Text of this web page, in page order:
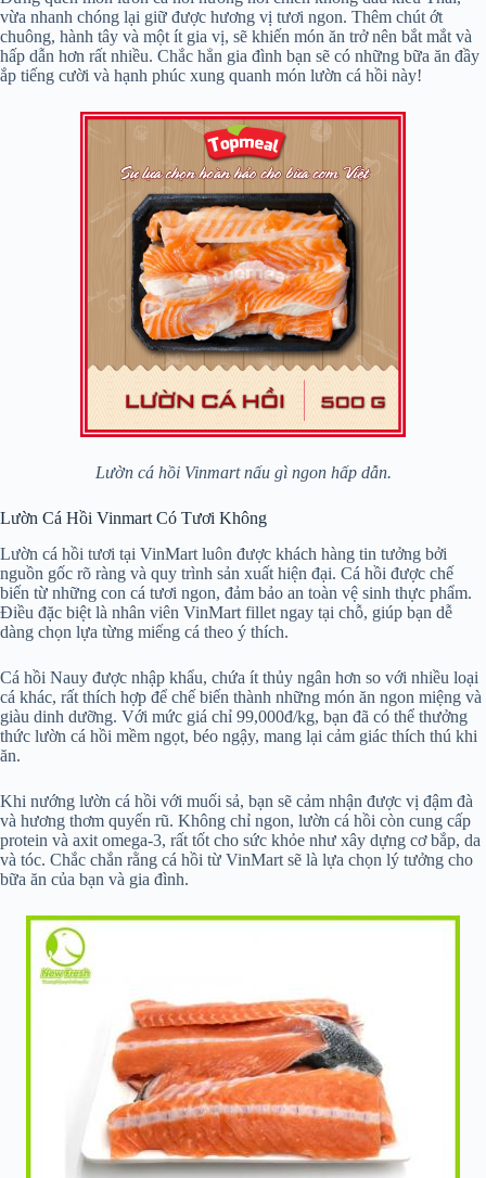
vừa nhanh chóng lại giữ được hương vị tươi ngon. Thêm chút ớt
chuông, hành tây và một ít gia vị, sẽ khiến món ăn trở nên bắt mắt và
hấp dẫn hơn rất nhiều. Chắc hẳn gia đình bạn sẽ có những bữa ăn đầy
ắp tiếng cười và hạnh phúc xung quanh món lườn cá hồi này!
Lườn cá hồi Vinmart nấu gì ngon hấp dẫn.
Lườn Cá Hồi Vinmart Có Tươi Không
Lườn cá hồi tươi tại VinMart luôn được khách hàng tin tưởng bởi
nguồn gốc rõ ràng và quy trình sản xuất hiện đại. Cá hồi được chế
biến từ những con cá tươi ngon, đảm bảo an toàn vệ sinh thực phẩm.
Điều đặc biệt là nhân viên VinMart fillet ngay tại chỗ, giúp bạn dễ
dàng chọn lựa từng miếng cá theo ý thích.
Cá hồi Nauy được nhập khẩu, chứa ít thủy ngân hơn so với nhiều loại
cá khác, rất thích hợp để chế biến thành những món ăn ngon miệng và
giàu dinh dưỡng. Với mức giá chỉ 99,000đ/kg, bạn đã có thể thưởng
thức lườn cá hồi mềm ngọt, béo ngậy, mang lại cảm giác thích thú khi
ăn.
Khi nướng lườn cá hồi với muối sả, bạn sẽ cảm nhận được vị đậm đà
và hương thơm quyến rũ. Không chỉ ngon, lườn cá hồi còn cung cấp
protein và axit omega-3, rất tốt cho sức khỏe như xây dựng cơ bắp, da
và tóc. Chắc chắn rằng cá hồi từ VinMart sẽ là lựa chọn lý tưởng cho
bữa ăn của bạn và gia đình.